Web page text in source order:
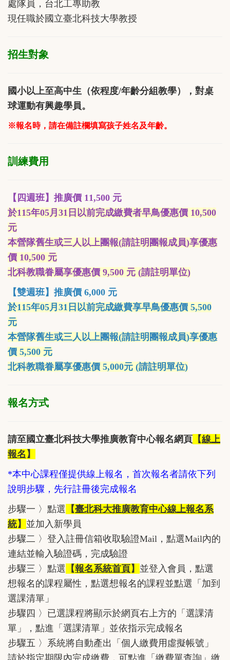
處隊員，台北工專助教
現任職於國立臺北科技大學教授
招生對象
國小以上至高中生（依程度/年齡分組教學），對桌
球運動有興趣學員。
※報名時，請在備註欄填寫孩子姓名及年齡。
訓練費用
【四週班】推廣價 11,500 元
於115年05月31日以前完成繳費者早鳥優惠價 10,500
元
本營隊舊生或三人以上團報(請註明團報成員)享優惠
價 10,500 元
北科教職眷屬享優惠價 9,500 元 (請註明單位)
【雙週班】推廣價 6,000 元
於115年05月31日以前完成繳費享早鳥優惠價 5,500
元
本營隊舊生或三人以上團報(請註明團報成員)享優惠
價 5,500 元
北科教職眷屬享優惠價 5,000元 (請註明單位)
報名方式
請至國立臺北科技大學推廣教育中心報名網頁 【線上
報名 】
*本中心課程僅提供線上報名，首次報名者請依下列
說明步驟，先行註冊後完成報名
步驟一 〉點選 【臺北科大推廣教育中心線上報名系
統】 並加入新學員
步驟二 〉登入註冊信箱收取驗證Mail，點選Mail內的
連結並輸入驗證碼，完成驗證
步驟三 〉點選 【報名系統首頁】 並登入會員，點選
想報名的課程屬性，點選想報名的課程並點選「加到
選課清單」
步驟四 〉已選課程將顯示於網頁右上方的「選課清
單」，點進「選課清單」並依指示完成報名
步驟五 〉系統將自動產出「個人繳費用虛擬帳號」